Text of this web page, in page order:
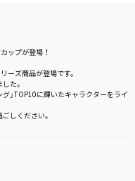
ップが登場！
ーズ商品が登場です。
た。
」TOP10に輝いたキャラクターをライ
しください。